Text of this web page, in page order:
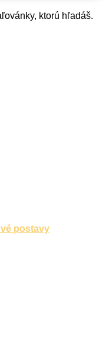
ktorú hľadáš.
postavy